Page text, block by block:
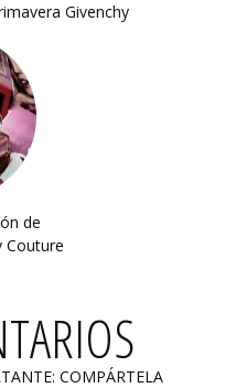
Givenchy
de
Couture
COMPÁRTELA